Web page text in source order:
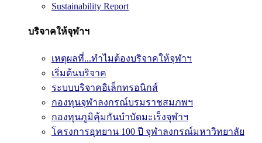
Sustainability Report
บริจาคให้จุฬาฯ
เหตุผลที่...ทำไมต้องบริจาคให้จุฬาฯ
เริ่มต้นบริจาค
ระบบบริจาคอิเล็กทรอนิกส์
กองทุนจุฬาลงกรณ์บรมราชสมภพฯ
กองทุนภูมิคุ้มกันบำบัดมะเร็งจุฬาฯ
โครงการอุทยาน 100 ปี จุฬาลงกรณ์มหาวิทยาลัย